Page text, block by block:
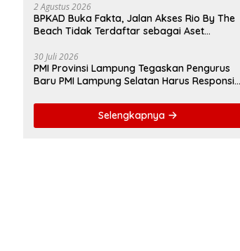
2 Agustus 2026
BPKAD Buka Fakta, Jalan Akses Rio By The
Beach Tidak Terdaftar sebagai Aset
30 Juli 2026
PMI Provinsi Lampung Tegaskan Pengurus
Baru PMI Lampung Selatan Harus Responsif
Selengkapnya